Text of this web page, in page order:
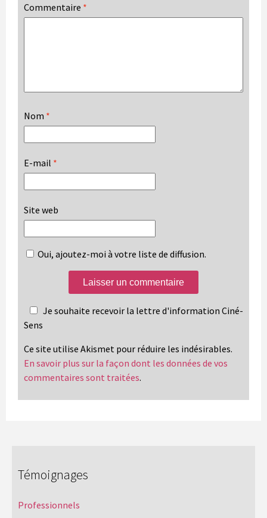
Commentaire *
Nom *
E-mail *
Site web
Oui, ajoutez-moi à votre liste de diffusion.
Je souhaite recevoir la lettre d'information Ciné-
Sens
Ce site utilise Akismet pour réduire les indésirables.
En savoir plus sur la façon dont les données de vos
commentaires sont traitées.
Témoignages
Professionnels